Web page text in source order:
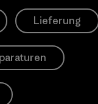
Lieferung